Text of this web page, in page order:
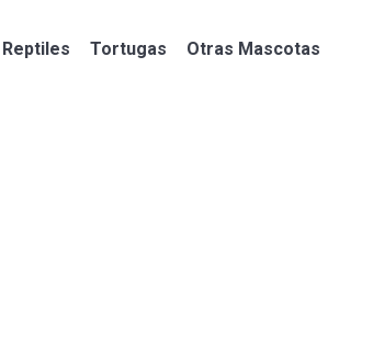
Reptiles Tortugas Otras Mascotas
Reptiles Tortugas Otras Mascotas